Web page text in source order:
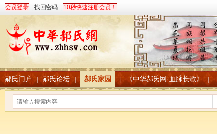
会员登录 找回密码 10秒快速注册会员！
郝氏门户 | 郝氏论坛 | 郝氏家园 《中华郝氏网·血脉长歌》